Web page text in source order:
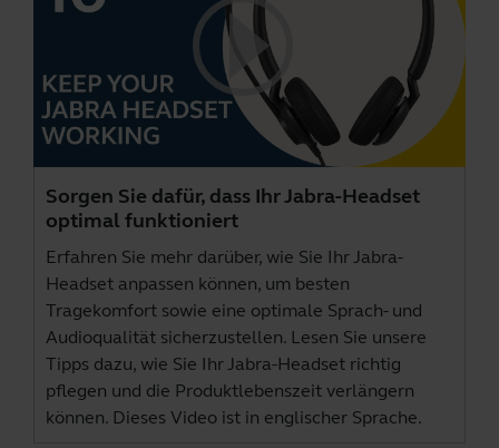
Sorgen Sie dafür, dass Ihr Jabra-Headset
optimal funktioniert
Erfahren Sie mehr darüber, wie Sie Ihr Jabra-
Headset anpassen können, um besten
Tragekomfort sowie eine optimale Sprach- und
Audioqualität sicherzustellen. Lesen Sie unsere
Tipps dazu, wie Sie Ihr Jabra-Headset richtig
pflegen und die Produktlebenszeit verlängern
können. Dieses Video ist in englischer Sprache.